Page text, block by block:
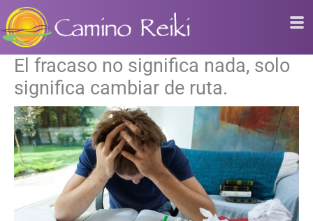
al
contenido
El fracaso no significa nada, solo
significa cambiar de ruta.